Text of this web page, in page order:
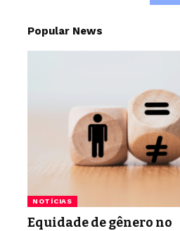
Popular News
NOTÍCIAS
Equidade de gênero no